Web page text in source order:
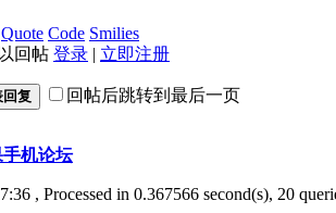
Quote Code Smilies
回帖 登录 | 立即注册
回复 回帖后跳转到最后一页
机论坛
, Processed in 0.367566 second(s), 20